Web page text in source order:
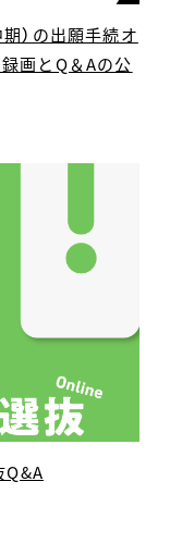
）の出願手続オ
画とQ＆Aの公
Q&A